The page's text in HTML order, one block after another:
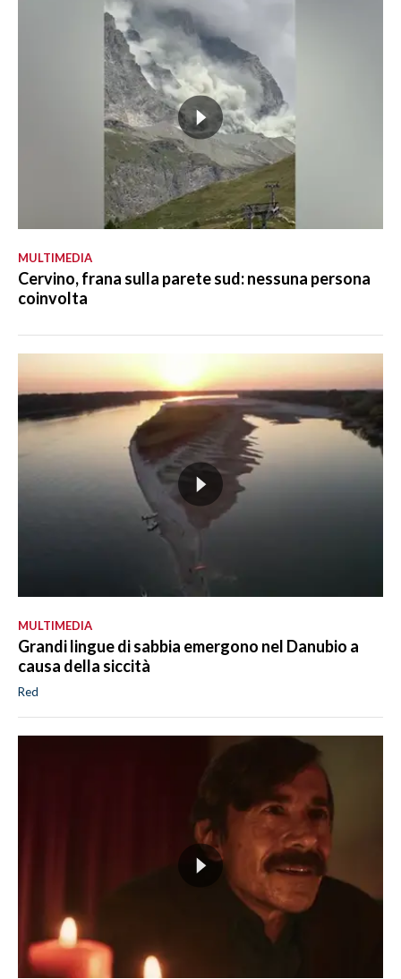
MULTIMEDIA
Cervino, frana sulla parete sud: nessuna persona
coinvolta
MULTIMEDIA
Grandi lingue di sabbia emergono nel Danubio a
causa della siccità
Red